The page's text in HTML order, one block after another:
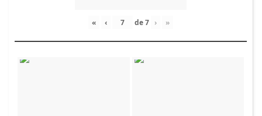
« ‹ de7 › »